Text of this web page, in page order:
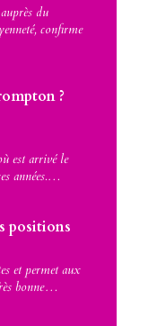
du
confirme
?
est arrivé le
années.…
positions
et permet aux
bonne…